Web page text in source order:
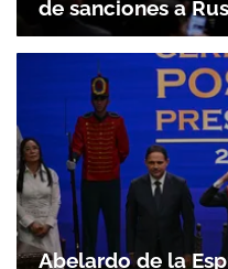
de sanciones a
Abelardo de la